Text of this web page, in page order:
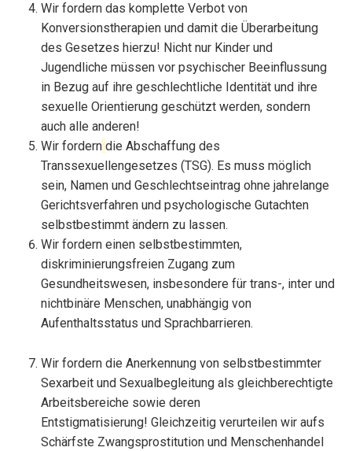
Wir fordern das komplette Verbot von
Konversionstherapien und damit die Überarbeitung
des Gesetzes hierzu! Nicht nur Kinder und
Jugendliche müssen vor psychischer Beeinflussung
in Bezug auf ihre geschlechtliche Identität und ihre
sexuelle Orientierung geschützt werden, sondern
auch alle anderen!
Wir fordern die Abschaffung des
Transsexuellengesetzes (TSG). Es muss möglich
sein, Namen und Geschlechtseintrag ohne jahrelange
Gerichtsverfahren und psychologische Gutachten
selbstbestimmt ändern zu lassen.
Wir fordern einen selbstbestimmten,
diskriminierungsfreien Zugang zum
Gesundheitswesen, insbesondere für trans-, inter und
nichtbinäre Menschen, unabhängig von
Aufenthaltsstatus und Sprachbarrieren.
Wir fordern die Anerkennung von selbstbestimmter
Sexarbeit und Sexualbegleitung als gleichberechtigte
Arbeitsbereiche sowie deren
Entstigmatisierung! Gleichzeitig verurteilen wir aufs
Schärfste Zwangsprostitution und Menschenhandel